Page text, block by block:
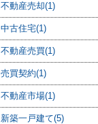
不動産売却(1)
中古住宅(1)
不動産売買(1)
売買契約(1)
不動産市場(1)
新築一戸建て(5)